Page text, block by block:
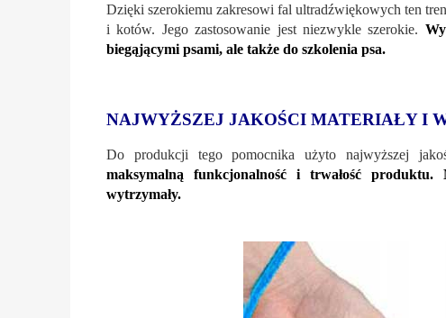
Dzięki szerokiemu zakresowi fal ultradźwiękowych ten
i kotów. Jego zastosowanie jest niezwykle szerokie.
biegąjącymi psami, ale także do szkolenia psa.
NAJWYŻSZEJ JAKOŚCI MATERIAŁY I
Do produkcji tego pomocnika użyto najwyższej
maksymalną funkcjonalność i trwałość
wytrzymały.